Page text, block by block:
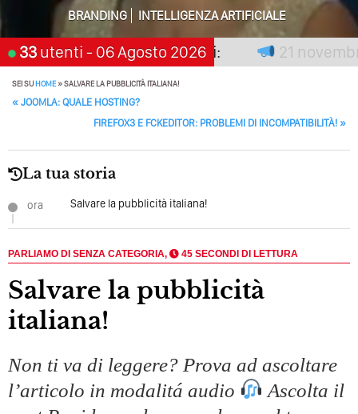
Perché Pubblicare Non Basta Più? Contenuti Di Valore O
Solo Rumore…
Perché Non Guadagni Sui Social Media? Probabilmente
Tutto Peggiorerà
Quali Sono Gli Errori Della Comunicazione Politica? Il
Caso Delle Braccia Incrociate
Come Promuoversi Nel Wedding? Il Mio Intervento Per
L’Accademia Del Wedding
BRANDING
INTELLIGENZA ARTIFICIALE
33 utenti - 06 Agosto 2026
chi aspetta, scegli: 21 novembre
SEI SUHOME»SALVARE LA PUBBLICITÀ ITALIANA!
POST NAVIGATION
« JOOMLA: QUALE HOSTING?
FIREFOX3 E FCKEDITOR: PROBLEMI DI INCOMPATIBILITÀ! »
La tua storia
ora Salvare la pubblicità italiana!
PARLIAMO DI SENZA CATEGORIA, 45 SECONDI DI LETTURA
Salvare la pubblicità
italiana!
Non ti va di leggere? Prova ad ascoltare
l’articolo in modalitá audio
Ascolta il